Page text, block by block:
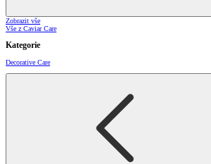
Zobrazit vše
Vše z Caviar Care
Kategorie
Decorative Care